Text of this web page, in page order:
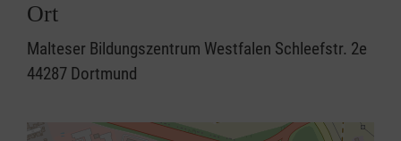
Ort
Malteser Bildungszentrum Westfalen Schleefstr. 2e
44287 Dortmund